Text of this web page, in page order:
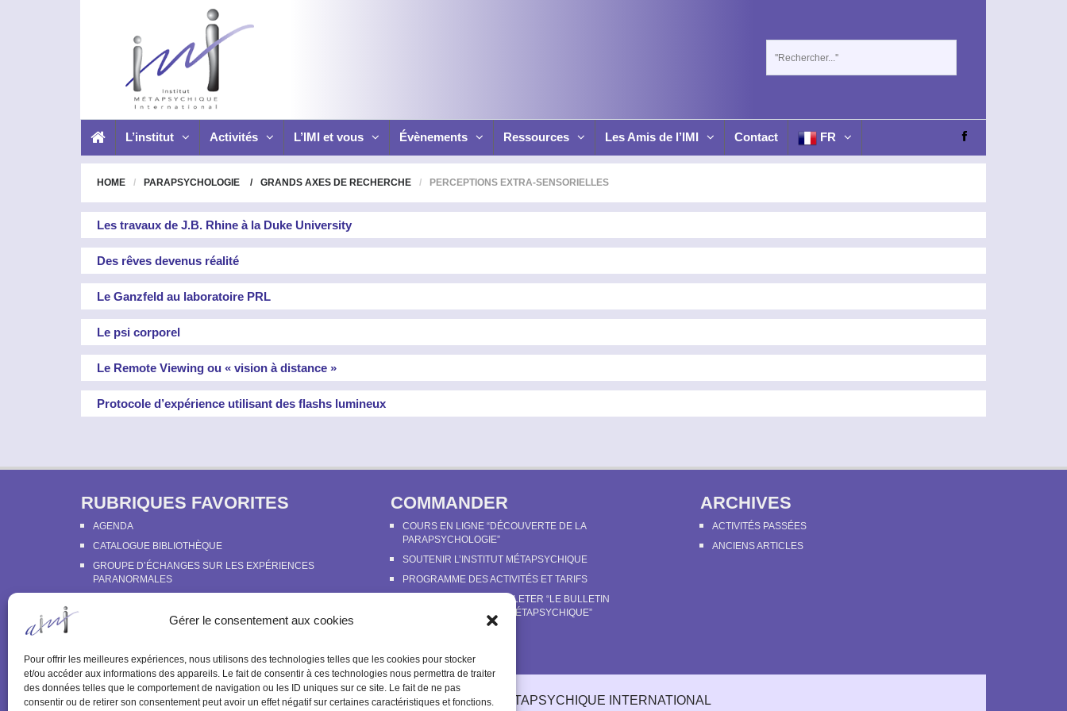
Gérer le consentement aux cookies
Pour offrir les meilleures expériences, nous utilisons des technologies telles que les cookies pour stocker
et/ou accéder aux informations des appareils. Le fait de consentir à ces technologies nous permettra de traiter
des données telles que le comportement de navigation ou les ID uniques sur ce site. Le fait de ne pas
consentir ou de retirer son consentement peut avoir un effet négatif sur certaines caractéristiques et fonctions.
L’institut Activités L’IMI et vous Évènements Ressources Les Amis de l’IMI Contact FR
HOME PARAPSYCHOLOGIE GRANDS AXES DE RECHERCHE PERCEPTIONS EXTRA-SENSORIELLES
Les travaux de J.B. Rhine à la Duke University
Des rêves devenus réalité
Le Ganzfeld au laboratoire PRL
Le psi corporel
Le Remote Viewing ou « vision à distance »
Protocole d’expérience utilisant des flashs lumineux
RUBRIQUES FAVORITES
AGENDA
CATALOGUE BIBLIOTHÈQUE
GROUPE D’ÉCHANGES SUR LES EXPÉRIENCES
PARANORMALES
PRÉSENTATION DU SERVICE D’ECOUTE PSYCHOLOGIQUE
PROGRAMME DES ACTIVITÉS ET TARIFS
COMMANDER
COURS EN LIGNE “DÉCOUVERTE DE LA
PARAPSYCHOLOGIE”
SOUTENIR L’INSTITUT MÉTAPSYCHIQUE
PROGRAMME DES ACTIVITÉS ET TARIFS
COMMANDER OU FEUILLETER “LE BULLETIN
MÉTAPSYCHIQUE” ET “MÉTAPSYCHIQUE”
ARCHIVES
ACTIVITÉS PASSÉES
ANCIENS ARTICLES
© 2003-2025 INSTITUT MÉTAPSYCHIQUE INTERNATIONAL